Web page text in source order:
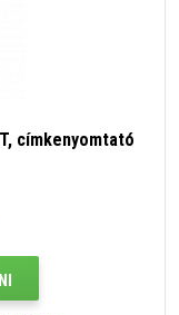
címkenyomtató